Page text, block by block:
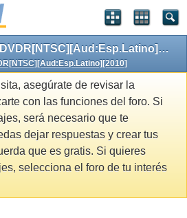
Rosario Tijeras. 10 DVDR[NTSC][Aud:Esp.Latino][2010]
asegúrate de revisar la
con las funciones del foro. Si
será necesario que te
dejar respuestas y crear tus
que es gratis. Si quieres
selecciona el foro de tu interés